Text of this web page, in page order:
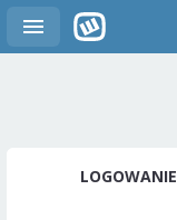
LOGOWANIE